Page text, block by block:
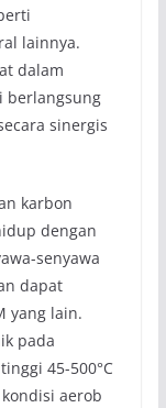
lainnya.
dalam
berlangsung
sinergis
karbon
dengan
senyawa
dapat
yang lain.
pada
45-500°C
aerob